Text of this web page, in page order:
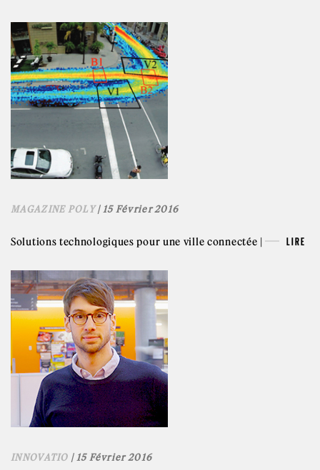
MAGAZINE POLY| 15 Février 2016
Solutions technologiques pour une ville connectée | LIRE
INNOVATIO | 15 Février 2016